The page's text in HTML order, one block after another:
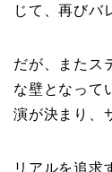
じて、再びバ
だが、またス
な壁となって
演が決まり、
リアルを追求